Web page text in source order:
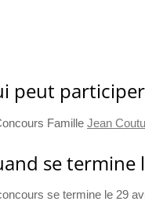
peut participer
Famille Jean Coutu
se termine
se termine le 29